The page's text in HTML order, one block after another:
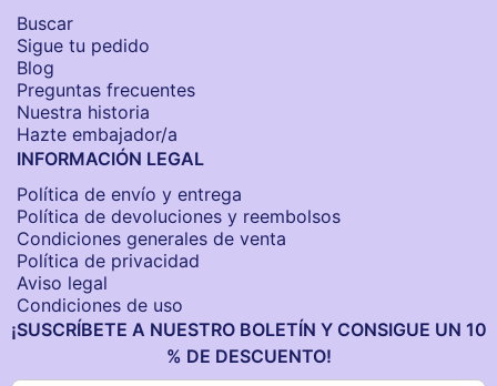
Buscar
Sigue tu pedido
Blog
Preguntas frecuentes
Nuestra historia
Hazte embajador/a
INFORMACIÓN LEGAL
Política de envío y entrega
Política de devoluciones y reembolsos
Condiciones generales de venta
Política de privacidad
Aviso legal
Condiciones de uso
¡SUSCRÍBETE A NUESTRO BOLETÍN Y CONSIGUE UN 10
% DE DESCUENTO!